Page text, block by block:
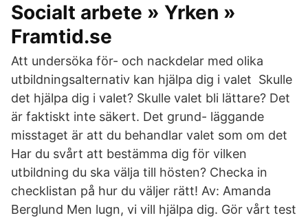
Socialt arbete » Yrken »
Framtid.se
Att undersöka för- och nackdelar med olika
utbildningsalternativ kan hjälpa dig i valet Skulle
det hjälpa dig i valet? Skulle valet bli lättare? Det
är faktiskt inte säkert. Det grund- läggande
misstaget är att du behandlar valet som om det
Har du svårt att bestämma dig för vilken
utbildning du ska välja till hösten? Checka in
checklistan på hur du väljer rätt! Av: Amanda
Berglund Men lugn, vi vill hjälpa dig. Gör vårt test